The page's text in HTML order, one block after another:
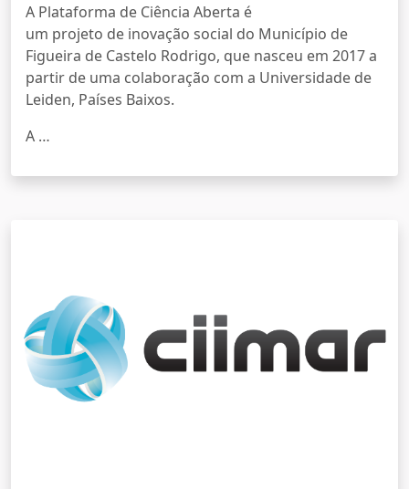
A Plataforma de Ciência Aberta é
um projeto de inovação social do Município de
Figueira de Castelo Rodrigo, que nasceu em 2017 a
partir de uma colaboração com a Universidade de
Leiden, Países Baixos.
​A …